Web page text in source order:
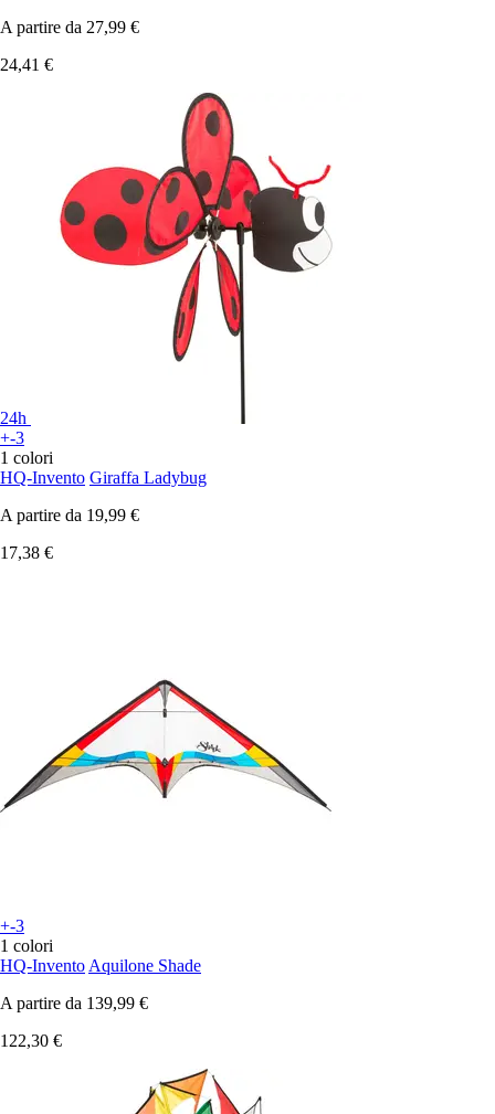
A partire da 27,99 €
24,41 €
24h
+-3
1 colori
HQ-Invento Giraffa Ladybug
A partire da 19,99 €
17,38 €
+-3
1 colori
HQ-Invento Aquilone Shade
A partire da 139,99 €
122,30 €